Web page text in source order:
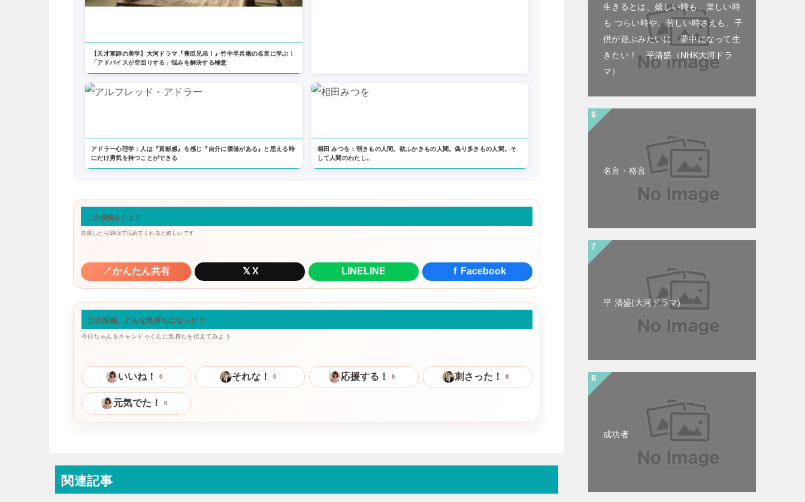
【天才軍師の美学】大河ドラマ『豊臣兄弟！』竹中半兵衛の名言に学ぶ！
「アドバイスが空回りする」悩みを解決する極意
アドラー心理学：人は『貢献感』を感じ『自分に価値がある』と思える時
にだけ勇気を持つことができる
相田 みつを：弱きもの人間。欲ふかきもの人間。偽り多きもの人間。そ
して人間のわたし。
この投稿をシェア
共感したらSNSで広めてくれると嬉しいです
↗ かんたん共有 𝕏X LINE LINE f Facebook
この投稿、どんな気持ちになった？
今日ちゃん＆キャンドゥくんに気持ちを伝えてみよう
いいね！ 0 それな！ 0 応援する！ 0 刺さった！ 0
元気でた！ 0
関連記事
生きるとは、嬉しい時も、楽しい時
も つらい時や、苦しい時さえも、子
供が遊ぶみたいに 夢中になって生
きたい！ 平清盛（NHK大河ドラ
マ）
名言・格言
平 清盛(大河ドラマ)
成功者